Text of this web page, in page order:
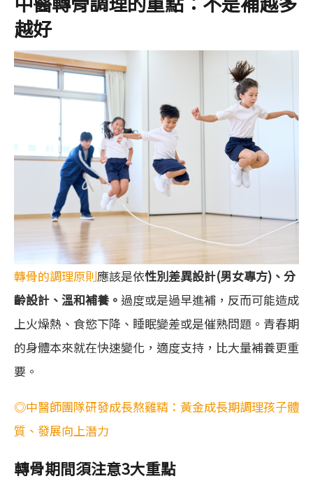
越好
轉骨的調理原則應該是依性別差異設計(男女專方)、分
齡設計、溫和補養。 過度或是過早進補，反而可能造成
上火燥熱、食慾下降、睡眠變差或是催熟問題。青春期
的身體本來就在快速變化，適度支持，比大量補養更重
要。
◎中醫師團隊研發成長熬雞精：黃金成長期調理孩子體
質、發展向上潛力
轉骨期間須注意3大重點